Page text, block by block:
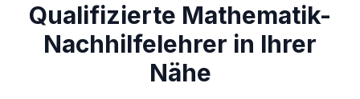
Qualifizierte Mathematik-
Nachhilfelehrer in Ihrer
Nähe